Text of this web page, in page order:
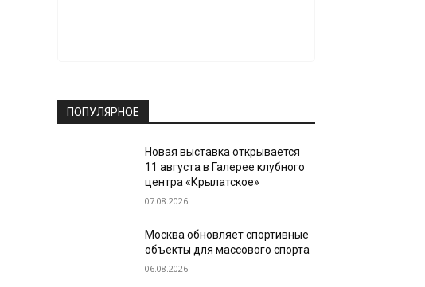
ПОПУЛЯРНОЕ
Новая выставка открывается
11 августа в Галерее клубного
центра «Крылатское»
07.08.2026
Москва обновляет спортивные
объекты для массового спорта
06.08.2026